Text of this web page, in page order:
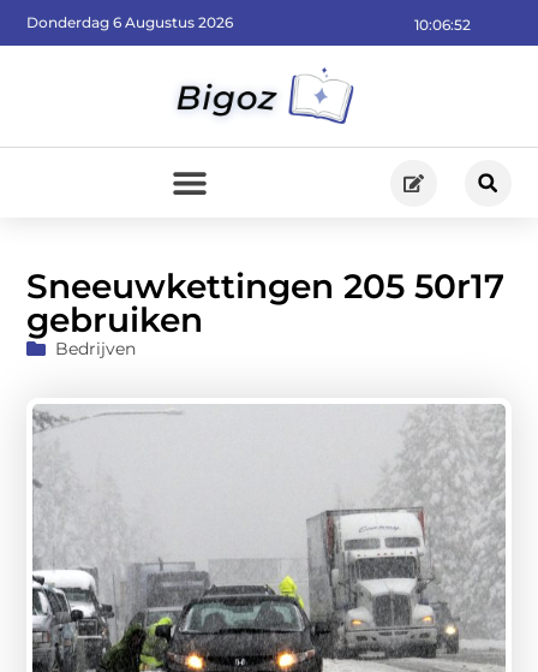
10:06:54
Donderdag 6 Augustus 2026
Sneeuwkettingen 205 50r17
gebruiken
Bedrijven